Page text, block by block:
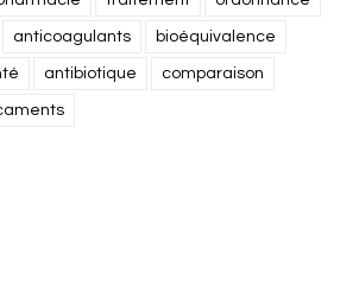
anticoagulants bioéquivalence
antibiotique comparaison